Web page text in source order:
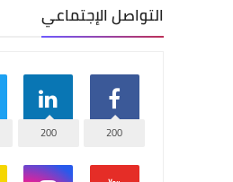
التواصل الإجتماعي
200
200